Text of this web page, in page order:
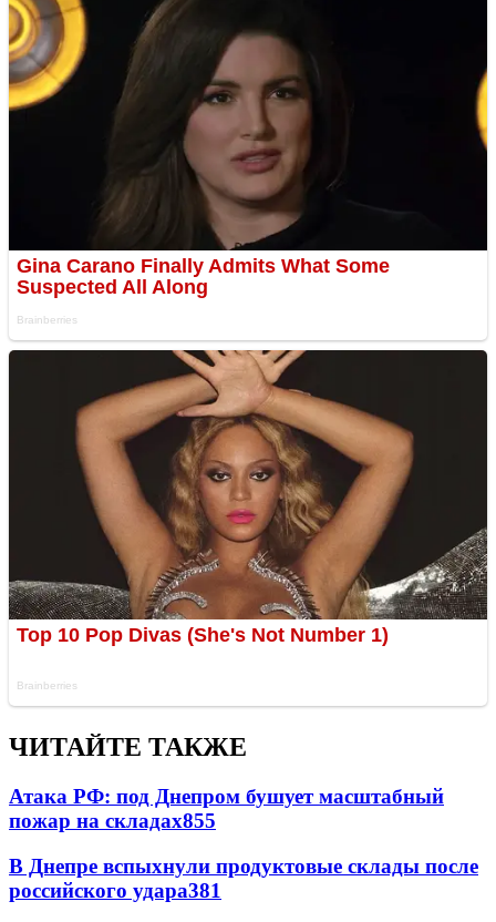
ЧИТАЙТЕ ТАКЖЕ
Атака РФ: под Днепром бушует масштабный
пожар на складах855
В Днепре вспыхнули продуктовые склады после
российского удара381